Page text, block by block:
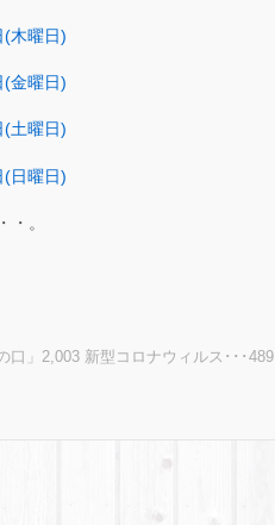
(木曜日)
(金曜日)
土曜日)
(日曜日)
・。
口」2,003 新型コロナウィルス･･･489